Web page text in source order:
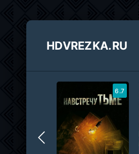
HDVREZKA.RU
6.7